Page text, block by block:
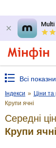
Multi
Всі
Індекси » Ціни та
Крупи ячні
Середні
Крупи ячні